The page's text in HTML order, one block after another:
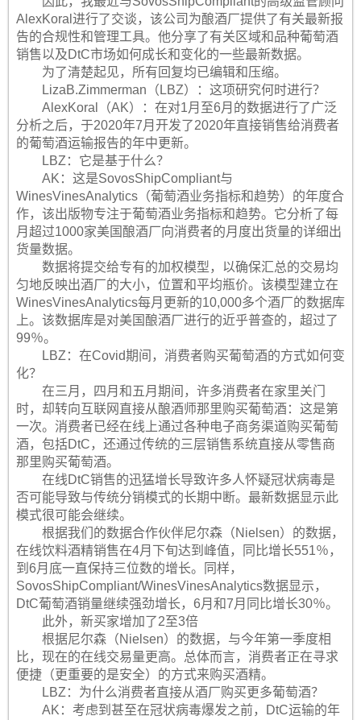
AlexKoral进行了交谈，该公司为酿酒厂提供了有关最新报
告的合规性和管理工具。他分享了有关区域和品种葡萄酒
销售以及DtC市场如何成长和变化的一些最新数据。
为了清楚起见，所有回复均已编辑和压缩。
LizaB.Zimmerman（LBZ）：这项研究何时进行？
AlexKoral（AK）：在对1月至6月的数据进行了广泛
分析之后，于2020年7月开发了2020年直接销售给消费者
的葡萄酒运输报告的年中更新。
LBZ：它是基于什么？
AK：这是SovosShipCompliant与
WinesVinesAnalytics（葡萄酒业务指标和趋势）的年度合
作，该出版物专注于葡萄酒业务指标和趋势。它分析了每
月超过1000家美国酿酒厂向消费者的月度出货量的详细出
货量数据。
数据将提交给专有的加权模型，以确保汇总的交易均
匀地反映出酒厂的大小，位置和平均瓶价。该模型建立在
WinesVinesAnalytics每月更新的10,000多个酒厂的数据库
上。该数据库是对美国酿酒厂进行的近乎普查的，超过了
99％。
LBZ：在Covid期间，消费者购买葡萄酒的方式如何变
化？
在三月，四月和五月期间，许多消费者在家里关门
时，却转向互联网直接从酿酒师那里购买葡萄酒：这是第
一次。消费者已经在线上通过各种电子商务渠道购买葡萄
酒，包括DtC，还通过传统的三层销售系统直接从零售商
那里购买葡萄酒。
在线DtC销售的迅猛增长导致许多人怀疑冠状病毒是
否可能导致与传统分销模式的长期中断。最新数据显示此
模式很可能会继续。
根据我们的数据合作伙伴尼尔森（Nielsen）的数据，
在线饮料酒精销售在4月下旬达到峰值，同比增长551％，
到6月底一直保持三位数的增长。同样，
SovosShipCompliant/WinesVinesAnalytics数据显示，
DtC葡萄酒销量继续强劲增长，6月和7月同比增长30％。
此外，新买家增加了2至3倍
根据尼尔森（Nielsen）的数据，与今年第一季度相
比，现在的在线交易量更高。总体而言，消费者正在寻求
便捷（更重要的是安全）的方式来购买酒精。
LBZ：为什么消费者直接从酒厂购买更多葡萄酒？
AK：考虑到甚至在冠状病毒爆发之前，DtC运输的年